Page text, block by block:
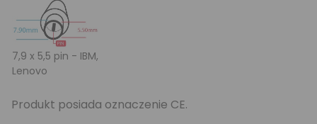
7,9 x 5,5 pin - IBM,
Lenovo
Produkt posiada oznaczenie CE.